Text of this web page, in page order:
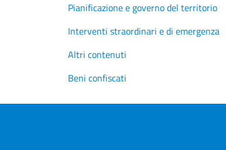
Pianificazione e governo del territorio
Interventi straordinari e di emergenza
Altri contenuti
Beni confiscati